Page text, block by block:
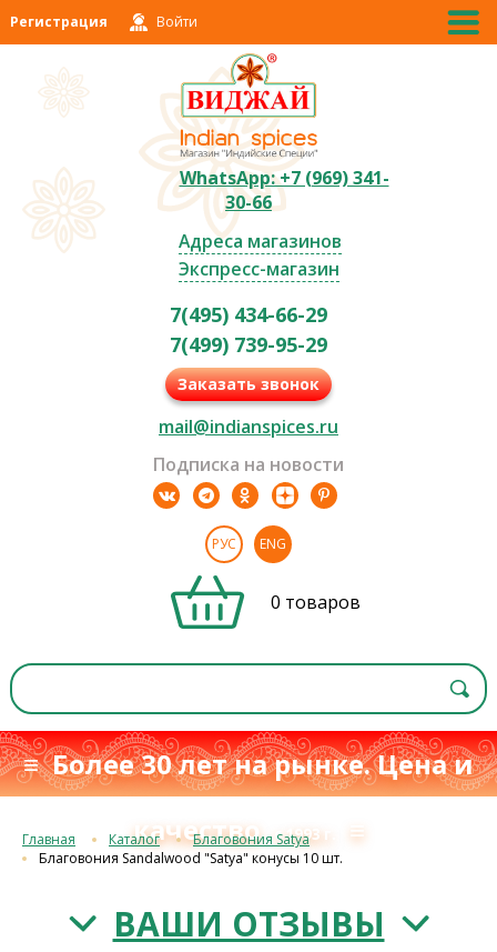
Регистрация Войти
WhatsApp: +7 (969) 341-
30-66
Адреса магазинов
Экспресс-магазин
7(495) 434-66-29
7(499) 739-95-29
Заказать звонок
mail@indianspices.ru
Подписка на новости
РУС ENG
0 товаров
≡ Более 30 лет на рынке. Цена и
качество с 1993 г. ≡
Главная Каталог
Благовония Satya
Благовония Sandalwood "Satya" конусы 10 шт.
ВАШИ ОТЗЫВЫ